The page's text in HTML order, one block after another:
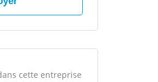
cette entreprise